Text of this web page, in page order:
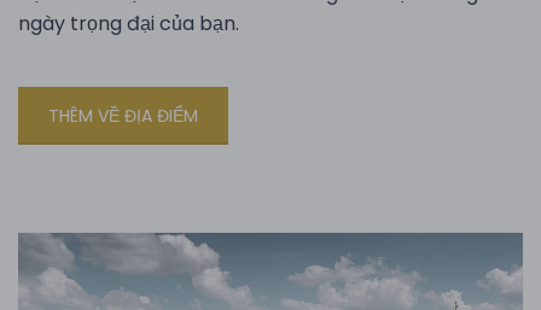
ngày trọng đại của bạn.
THÊM VỀ ĐỊA ĐIỂM